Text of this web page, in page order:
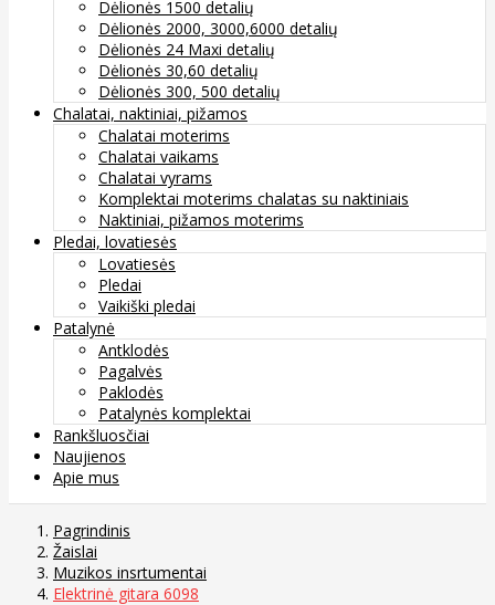
Dėlionės 1500 detalių
Dėlionės 2000, 3000,6000 detalių
Dėlionės 24 Maxi detalių
Dėlionės 30,60 detalių
Dėlionės 300, 500 detalių
Chalatai, naktiniai, pižamos
Chalatai moterims
Chalatai vaikams
Chalatai vyrams
Komplektai moterims chalatas su naktiniais
Naktiniai, pižamos moterims
Pledai, lovatiesės
Lovatiesės
Pledai
Vaikiški pledai
Patalynė
Antklodės
Pagalvės
Paklodės
Patalynės komplektai
Rankšluosčiai
Naujienos
Apie mus
Pagrindinis
Žaislai
Muzikos insrtumentai
Elektrinė gitara 6098